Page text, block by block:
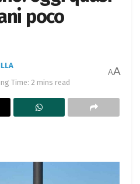
poco
Time: 2 mins read
AA